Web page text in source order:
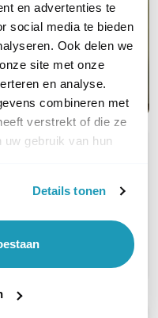
en advertenties te
social media te bieden
Ook delen we
site met onze
en analyse.
combineren met
verstrekt of die ze
gebruik van hun
Details tonen